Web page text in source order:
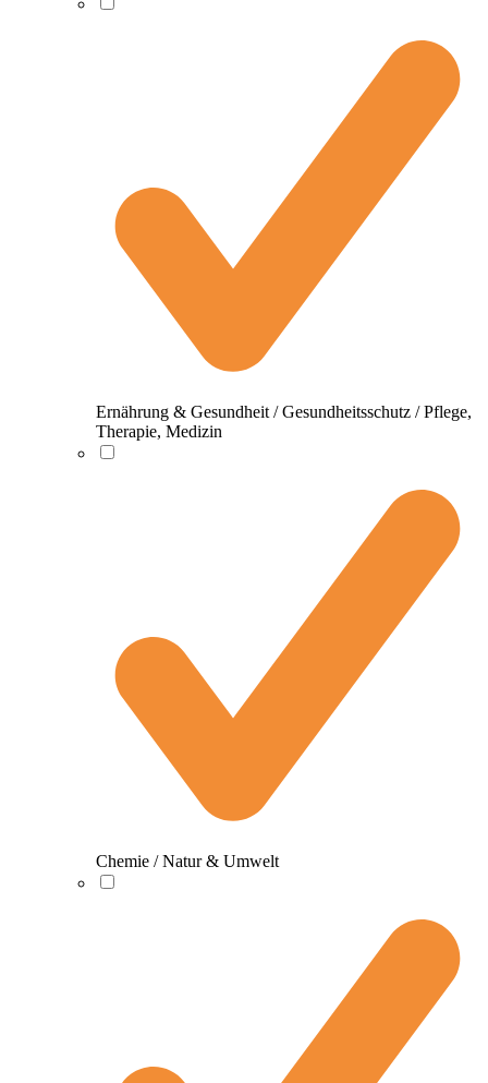
Ernährung & Gesundheit / Gesundheitsschutz / Pflege,
Therapie, Medizin
Chemie / Natur & Umwelt